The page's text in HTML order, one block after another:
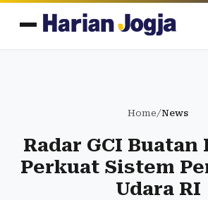
Home/News
Radar GCI Buatan
Perkuat Sistem
Udara RI